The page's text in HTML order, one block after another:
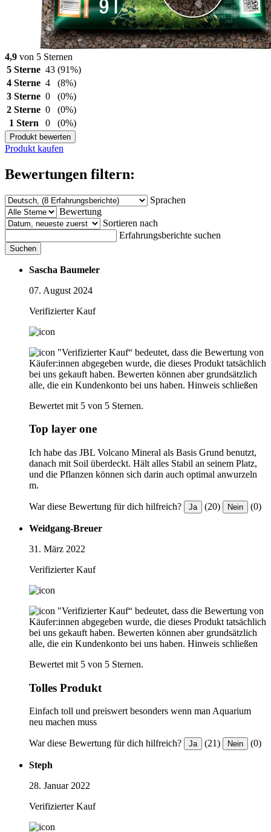
4,9 von 5 Sternen
5 Sterne 43 (91%)
4 Sterne 4
(8%)
3 Sterne 0
(0%)
2 Sterne 0
(0%)
1 Stern
0 (0%)
Produkt bewerten
Produkt kaufen
Bewertungen filtern:
Sprachen
Bewertung
Sortieren nach
Erfahrungsberichte suchen
Suchen
Sascha Baumeler
07. August 2024
Verifizierter Kauf
"Verifizierter Kauf“ bedeutet, dass die Bewertung von
Käufer:innen abgegeben wurde, die dieses Produkt tatsächlich
bei uns gekauft haben. Bewerten können aber grundsätzlich
alle, die ein Kundenkonto bei uns haben. Hinweis schließen
Bewertet mit 5 von 5 Sternen.
Top layer one
Ich habe das JBL Volcano Mineral als Basis Grund benutzt,
danach mit Soil überdeckt. Hält alles Stabil an seinem Platz,
und die Pflanzen können sich darin auch optimal anwurzeln
m.
War diese Bewertung für dich hilfreich? Ja (20) Nein (0)
Weidgang-Breuer
31. März 2022
Verifizierter Kauf
"Verifizierter Kauf“ bedeutet, dass die Bewertung von
Käufer:innen abgegeben wurde, die dieses Produkt tatsächlich
bei uns gekauft haben. Bewerten können aber grundsätzlich
alle, die ein Kundenkonto bei uns haben. Hinweis schließen
Bewertet mit 5 von 5 Sternen.
Tolles Produkt
Einfach toll und preiswert besonders wenn man Aquarium
neu machen muss
War diese Bewertung für dich hilfreich? Ja (21) Nein (0)
Steph
28. Januar 2022
Verifizierter Kauf